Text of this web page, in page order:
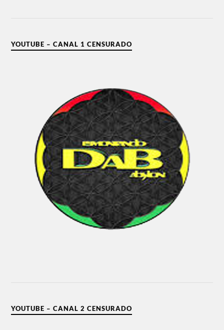
YOUTUBE – CANAL 1 CENSURADO
YOUTUBE – CANAL 2 CENSURADO